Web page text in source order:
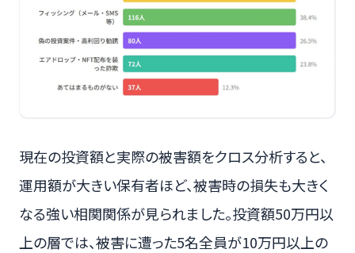
現在の投資額と実際の被害額をクロス分析すると、
運用額が大きい保有者ほど、被害時の損失も大きく
なる強い相関関係が見られました。投資額50万円以
上の層では、被害に遭った5名全員が10万円以上の